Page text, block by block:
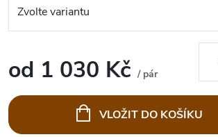
od 1 030 Kč / pár
cena:
VLOŽIT DO KOŠÍKU